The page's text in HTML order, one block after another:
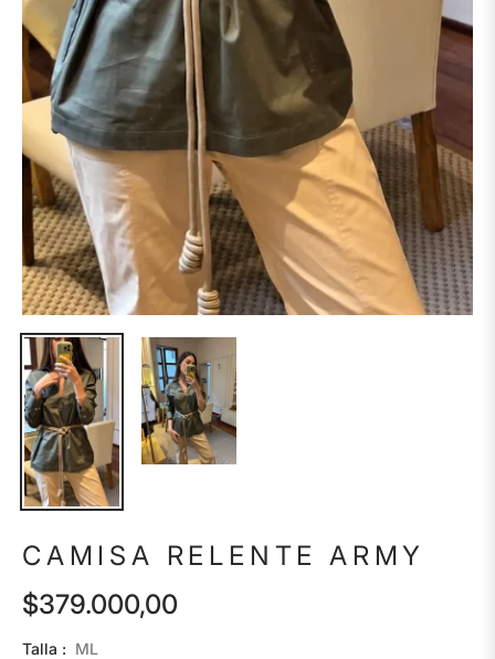
CAMISA RELENTE ARMY
Precio
habitual
$379.000,00
Talla : ML